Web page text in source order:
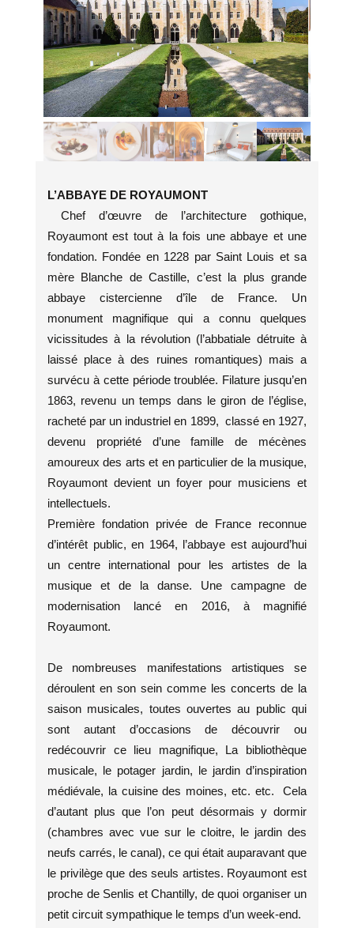
L’ABBAYE DE ROYAUMONT
Chef d’œuvre de l’architecture gothique,
Royaumont est tout à la fois une abbaye et une
fondation. Fondée en 1228 par Saint Louis et sa
mère Blanche de Castille, c’est la plus grande
abbaye cistercienne d’île de France. Un
monument magnifique qui a connu quelques
vicissitudes à la révolution (l’abbatiale détruite à
laissé place à des ruines romantiques) mais a
survécu à cette période troublée. Filature jusqu’en
1863, revenu un temps dans le giron de l’église,
racheté par un industriel en 1899, classé en 1927,
devenu propriété d’une famille de mécènes
amoureux des arts et en particulier de la musique,
Royaumont devient un foyer pour musiciens et
intellectuels.
Première fondation privée de France reconnue
d’intérêt public, en 1964, l’abbaye est aujourd’hui
un centre international pour les artistes de la
musique et de la danse. Une campagne de
modernisation lancé en 2016, à magnifié
Royaumont.
De nombreuses manifestations artistiques se
déroulent en son sein comme les concerts de la
saison musicales, toutes ouvertes au public qui
sont autant d’occasions de découvrir ou
redécouvrir ce lieu magnifique, La bibliothèque
musicale, le potager jardin, le jardin d’inspiration
médiévale, la cuisine des moines, etc. etc. Cela
d’autant plus que l’on peut désormais y dormir
(chambres avec vue sur le cloitre, le jardin des
neufs carrés, le canal), ce qui était auparavant que
le privilège que des seuls artistes. Royaumont est
proche de Senlis et Chantilly, de quoi organiser un
petit circuit sympathique le temps d’un week-end.